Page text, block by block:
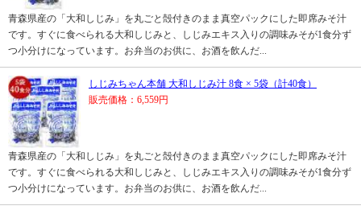
青森県産の「大和しじみ」を丸ごと殻付きのまま真空パックにした即席みそ汁
です。すぐに食べられる大和しじみと、しじみエキス入りの調味みそが1食分ず
つ小分けになっています。お弁当のお供に、お酒を飲んだ...
しじみちゃん本舗 大和しじみ汁 8食 × 5袋（計40食）
販売価格：6,559円
青森県産の「大和しじみ」を丸ごと殻付きのまま真空パックにした即席みそ汁
です。すぐに食べられる大和しじみと、しじみエキス入りの調味みそが1食分ず
つ小分けになっています。お弁当のお供に、お酒を飲んだ...